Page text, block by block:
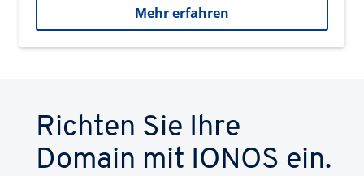
Mehr erfahren
Richten Sie Ihre
Domain mit IONOS ein.